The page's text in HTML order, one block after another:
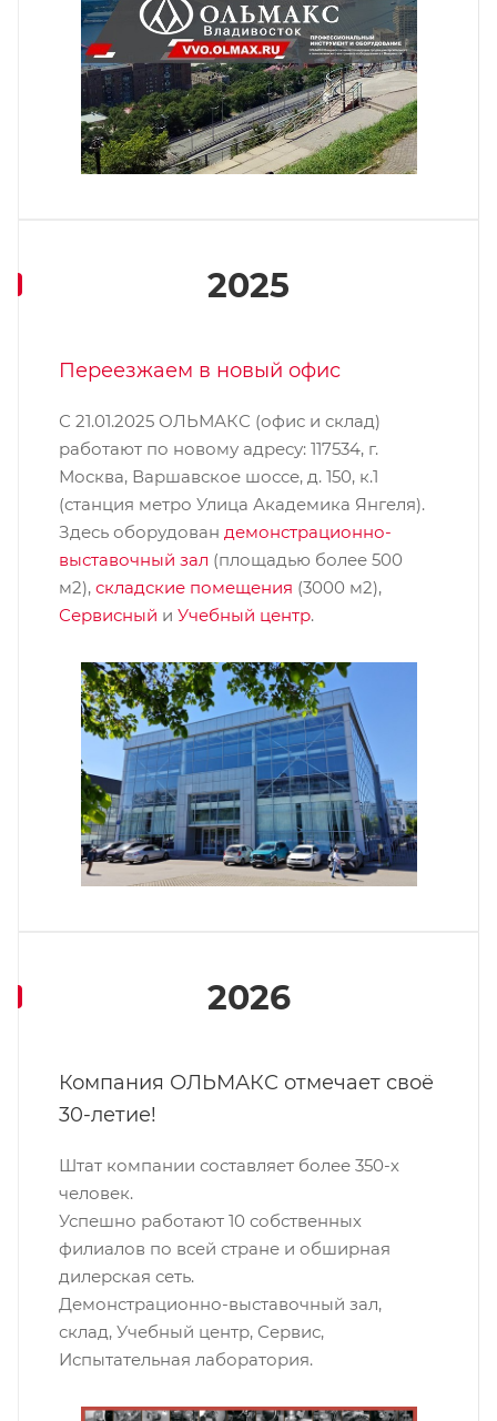
2025
Переезжаем в новый офис
С 21.01.2025 ОЛЬМАКС (офис и склад)
работают по новому адресу: 117534, г.
Москва, Варшавское шоссе, д. 150, к.1
(станция метро Улица Академика Янгеля).
Здесь оборудован демонстрационно-
выставочный зал (площадью более 500
м2), складские помещения (3000 м2),
Сервисный и Учебный центр.
2026
Компания ОЛЬМАКС отмечает своё
30-летие!
Штат компании составляет более 350-х
человек.
Успешно работают 10 собственных
филиалов по всей стране и обширная
дилерская сеть.
Демонстрационно-выставочный зал,
склад, Учебный центр, Сервис,
Испытательная лаборатория.